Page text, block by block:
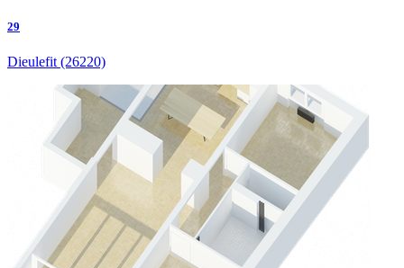
29
Dieulefit (26220)